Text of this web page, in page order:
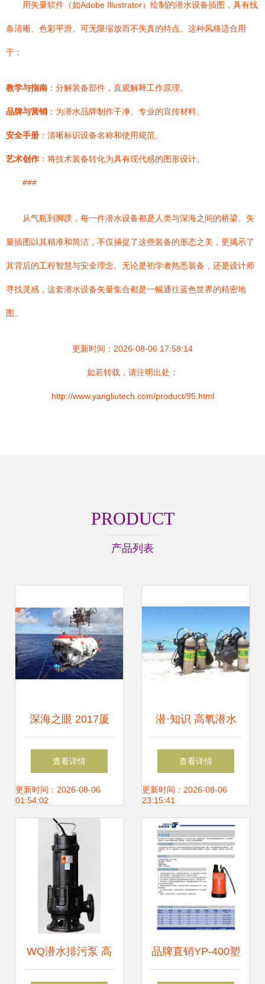
用矢量软件（如Adobe Illustrator）绘制的潜水设备插图，具有线
条清晰、色彩平滑、可无限缩放而不失真的特点。这种风格适合用
于：
教学与指南 ：分解装备部件，直观解释工作原理。
品牌与营销 ：为潜水品牌制作干净、专业的宣传材料。
安全手册 ：清晰标识设备名称和使用规范。
艺术创作：将技术装备转化为具有现代感的图形设计。
###
从气瓶到脚蹼，每一件潜水设备都是人类与深海之间的桥梁。矢
量插图以其精准和简洁，不仅捕捉了这些装备的形态之美，更揭示了
其背后的工程智慧与安全理念。无论是初学者熟悉装备，还是设计师
寻找灵感，这套潜水设备矢量集合都是一幅通往蓝色世界的精密地
图。
更新时间：2026-08-06 17:58:14
如若转载，请注明出处：
http://www.yangliutech.com/product/95.html
PRODUCT
产品列表
深海之眼 2017厦
门海洽会江苏海洋
装备联盟潜水设备
参展侧记
查看详情
更新时间：2026-08-06
01:54:02
潜·知识 高氧潜水
——我一生难以释
怀之痛
查看详情
更新时间：2026-08-06
23:15:41
WQ潜水排污泵 高 品牌直销YP-400塑